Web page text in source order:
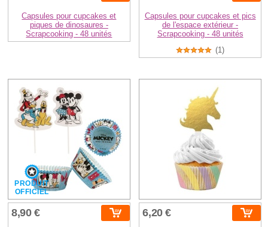
Capsules pour cupcakes et
piques de dinosaures -
Scrapcooking - 48 unités
Capsules pour cupcakes et pics
de l'espace extérieur -
Scrapcooking - 48 unités
(1)
PRODUIT
OFFICIEL
8,90 € 6,20 €